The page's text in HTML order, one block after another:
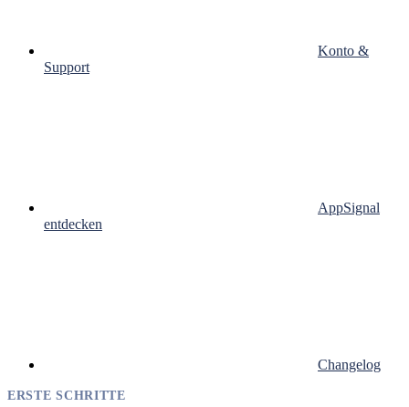
Konto &
Support
AppSignal
entdecken
Changelog
ERSTE SCHRITTE